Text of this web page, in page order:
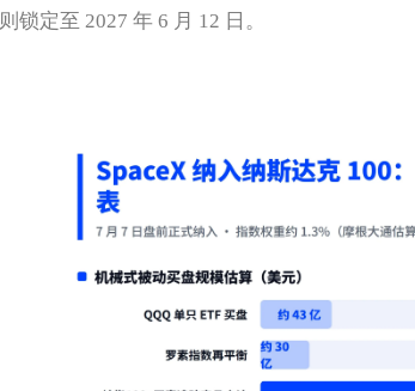
则锁定至 2027 年 6 月 12 日。